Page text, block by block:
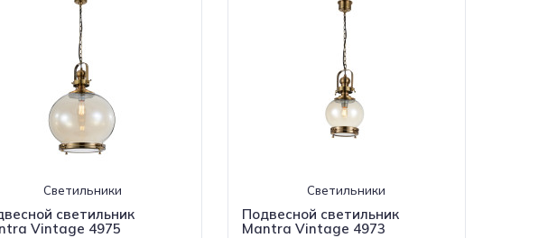
Светильники
светильник
Vintage 4975
Светильники
Подвесной светильник
Mantra Vintage 4973